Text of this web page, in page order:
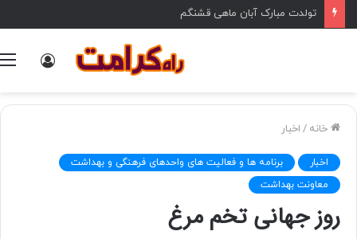
تولدت مبارک آبان ماهی قشنگم
خانه / اخبار
اخبار
برنامه ها و فعالیت های واحدهای فرهنگی و بهداشت
معاونت بهداشت
روز جهانی تخم مرغ